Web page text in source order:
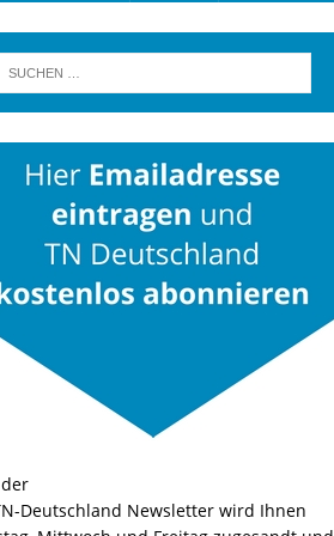
Deutschland Newsletter wird Ihnen